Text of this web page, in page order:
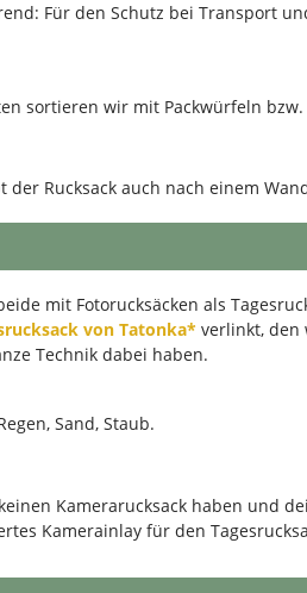
Für den Schutz bei Transport
sortieren wir mit Packwürfeln
der Rucksack auch nach einem
mit Fotorucksäcken als
von Tatonka* verlinkt, den
Technik dabei haben.
Sand, Staub.
Kamerarucksack haben und
Kamerainlay für den